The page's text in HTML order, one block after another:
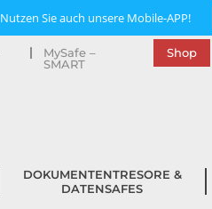
Nutzen Sie auch unsere Mobile-APP!
MySafe –
SMART
Shop
DOKUMENTENTRESORE &
DATENSAFES